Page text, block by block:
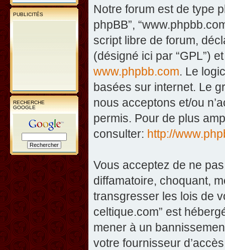
PUBLICITÉS
RECHERCHE
GOOGLE
Notre forum est de type
phpBB”,
script libre de forum,
(désigné ici par “GPL”)
www.phpbb.com. Le
basées sur internet. Le
nous acceptons et/ou
permis. Pour de plus
consulter: http://
Vous acceptez de ne
diffamatoire, choquant,
transgresser les lois de
celtique.com” est
mener à un
votre fournisseur